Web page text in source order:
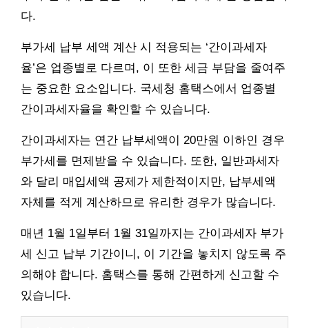
다.
부가세 납부 세액 계산 시 적용되는 ‘간이과세자
율’은 업종별로 다르며, 이 또한 세금 부담을 줄여주
는 중요한 요소입니다. 국세청 홈택스에서 업종별
간이과세자율을 확인할 수 있습니다.
간이과세자는 연간 납부세액이 20만원 이하인 경우
부가세를 면제받을 수 있습니다. 또한, 일반과세자
와 달리 매입세액 공제가 제한적이지만, 납부세액
자체를 적게 계산하므로 유리한 경우가 많습니다.
매년 1월 1일부터 1월 31일까지는 간이과세자 부가
세 신고 납부 기간이니, 이 기간을 놓치지 않도록 주
의해야 합니다. 홈택스를 통해 간편하게 신고할 수
있습니다.